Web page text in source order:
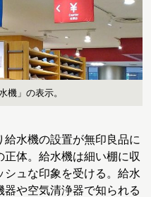
機」の表示。
水機の設置が無印良品に
正体。給水機は細い棚に収
シュな印象を受ける。給水
や空気清浄器で知られる